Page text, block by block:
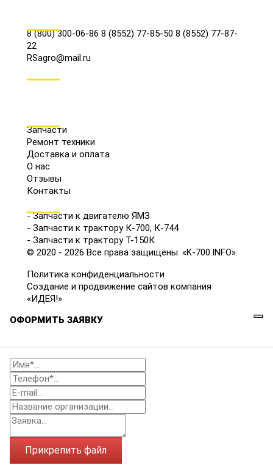
8 (800) 300-06-86 8 (8552) 77-85-50 8 (8552) 77-87-
22
RSagro@mail.ru
Запчасти
Ремонт техники
Доставка и оплата
О нас
Отзывы
Контакты
- Запчасти к двигателю ЯМЗ
- Запчасти к трактору К-700, К-744
- Запчасти к трактору Т-150К
© 2020 - 2026 Все права защищены. «K-700.INFO».
Политика конфиденциальности
Создание и продвижение сайтов компания
«ИДЕЯ!»
ОФОРМИТЬ ЗАЯВКУ
Прикрепить файл